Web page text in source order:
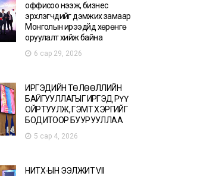
оффисоо нээж, бизнес
эрхлэгчдийг дэмжих замаар
Монголын ирээдүйд хөрөнгө
оруулалт хийж байна
6 сар 29, 2026
ИРГЭДИЙН ТӨЛӨӨЛЛИЙН
БАЙГУУЛЛАГЫГ ИРГЭД РҮҮ
ОЙРТУУЛЖ, ГЭМТ ХЭРГИЙГ
БОДИТООР БУУРУУЛЛАА
5 сар 4, 2026
НИТХ-ЫН ЭЭЛЖИТ VII